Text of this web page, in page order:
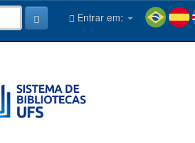
Entrar em: